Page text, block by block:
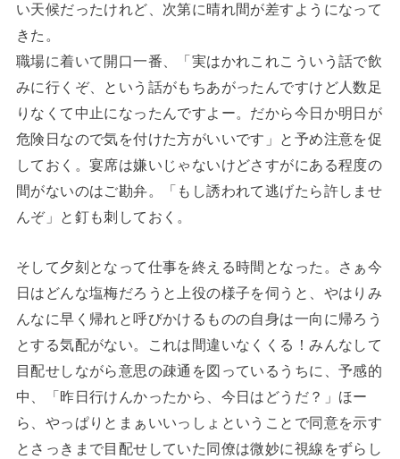
い天候だったけれど、次第に晴れ間が差すようになって
きた。
職場に着いて開口一番、「実はかれこれこういう話で飲
みに行くぞ、という話がもちあがったんですけど人数足
りなくて中止になったんですよー。だから今日か明日が
危険日なので気を付けた方がいいです」と予め注意を促
しておく。宴席は嫌いじゃないけどさすがにある程度の
間がないのはご勘弁。「もし誘われて逃げたら許しませ
んぞ」と釘も刺しておく。
そして夕刻となって仕事を終える時間となった。さぁ今
日はどんな塩梅だろうと上役の様子を伺うと、やはりみ
んなに早く帰れと呼びかけるものの自身は一向に帰ろう
とする気配がない。これは間違いなくくる！みんなして
目配せしながら意思の疎通を図っているうちに、予感的
中、「昨日行けんかったから、今日はどうだ？」ほー
ら、やっぱりとまぁいいっしょということで同意を示す
とさっきまで目配せしていた同僚は微妙に視線をずらし